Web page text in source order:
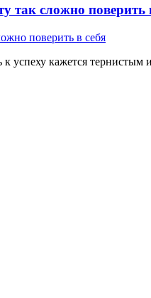
сложно поверить
успеху кажется